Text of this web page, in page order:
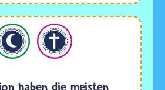
haben die meisten